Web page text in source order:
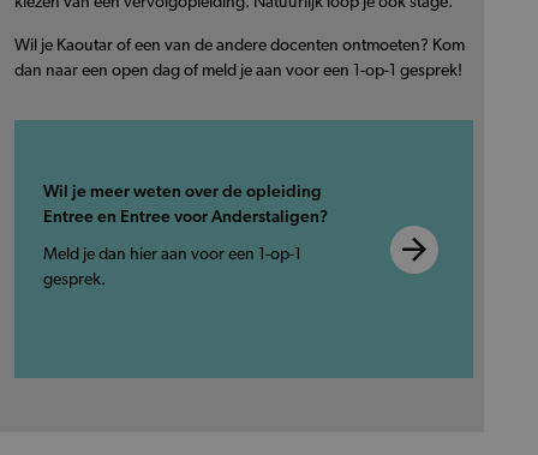
Wil je Kaoutar of een van de andere docenten ontmoeten? Kom
dan naar een open dag of meld je aan voor een 1-op-1 gesprek!
Wil je meer weten over de opleiding
Entree en Entree voor Anderstaligen?
Meld je dan hier aan voor een 1-op-1
gesprek.